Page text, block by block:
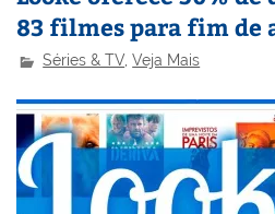
83 filmes para fim de
Séries & TV,Veja Mais